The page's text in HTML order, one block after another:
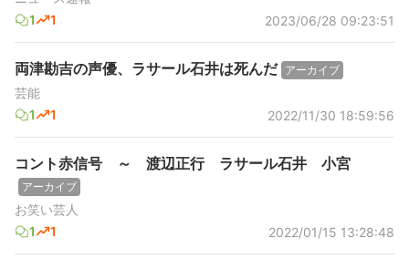
1
1 2023/06/28 09:23:51
両津勘吉の声優、ラサール石井は死んだ アーカイブ
芸能
1
1 2022/11/30 18:59:56
コント赤信号 ～ 渡辺正行 ラサール石井 小宮
アーカイブ
お笑い芸人
1
1 2022/01/15 13:28:48